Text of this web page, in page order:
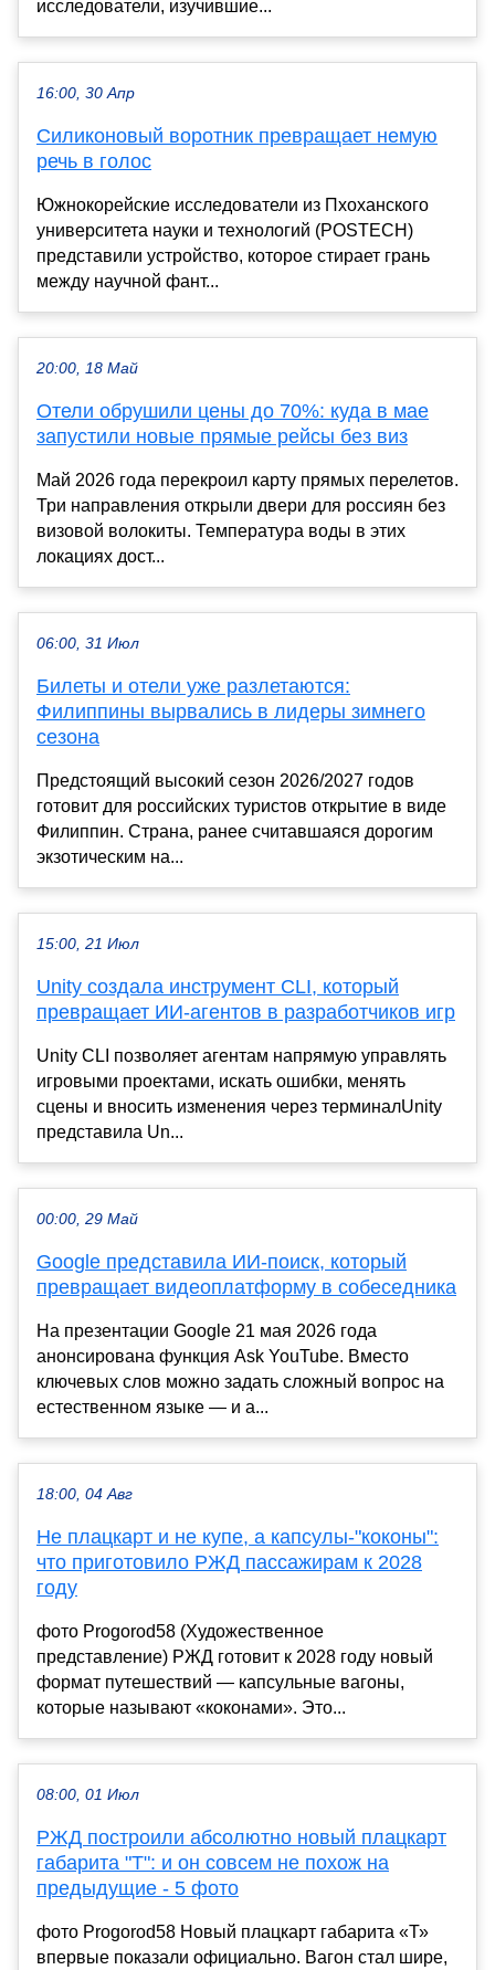
исследователи, изучившие...
16:00, 30 Апр
Силиконовый воротник превращает немую
речь в голос
Южнокорейские исследователи из Пхоханского
университета науки и технологий (POSTECH)
представили устройство, которое стирает грань
между научной фант...
20:00, 18 Май
Отели обрушили цены до 70%: куда в мае
запустили новые прямые рейсы без виз
Май 2026 года перекроил карту прямых перелетов.
Три направления открыли двери для россиян без
визовой волокиты. Температура воды в этих
локациях дост...
06:00, 31 Июл
Билеты и отели уже разлетаются:
Филиппины вырвались в лидеры зимнего
сезона
Предстоящий высокий сезон 2026/2027 годов
готовит для российских туристов открытие в виде
Филиппин. Страна, ранее считавшаяся дорогим
экзотическим на...
15:00, 21 Июл
Unity создала инструмент CLI, который
превращает ИИ-агентов в разработчиков игр
Unity CLI позволяет агентам напрямую управлять
игровыми проектами, искать ошибки, менять
сцены и вносить изменения через терминалUnity
представила Un...
00:00, 29 Май
Google представила ИИ-поиск, который
превращает видеоплатформу в собеседника
На презентации Google 21 мая 2026 года
анонсирована функция Ask YouTube. Вместо
ключевых слов можно задать сложный вопрос на
естественном языке — и а...
18:00, 04 Авг
Не плацкарт и не купе, а капсулы-"коконы":
что приготовило РЖД пассажирам к 2028
году
фото Progorod58 (Художественное
представление) РЖД готовит к 2028 году новый
формат путешествий — капсульные вагоны,
которые называют «коконами». Это...
08:00, 01 Июл
РЖД построили абсолютно новый плацкарт
габарита "Т": и он совсем не похож на
предыдущие - 5 фото
фото Progorod58 Новый плацкарт габарита «Т»
впервые показали официально. Вагон стал шире,